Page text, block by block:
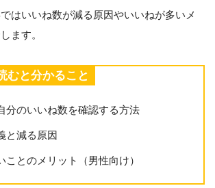
はいいね数が減る原因やいいねが多いメ
ます。
むと分かること
分のいいね数を確認する方法
と減る原因
ことのメリット（男性向け）